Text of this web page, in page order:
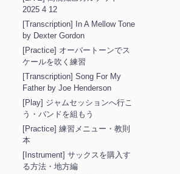
2025 4 12
[Transcription] In A Mellow Tone
by Dexter Gordon
[Practice] オーバートーンでス
ケールを吹く練習
[Transcription] Song For My
Father by Joe Henderson
[Play] ジャムセッションへ行こ
う・バンドを組もう
[Practice] 練習メニュー・教則
本
[Instrument] サックスを購入す
る方法・地方編